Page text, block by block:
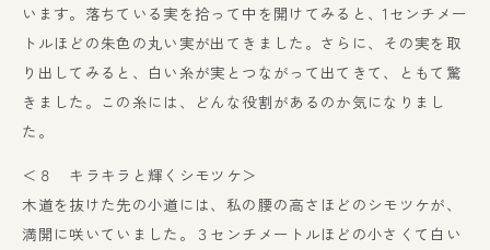
います。落ちている実を拾って中を開けてみると、1センチメー
トルほどの朱色の丸い実が出てきました。さらに、その実を取
り出してみると、白い糸が実とつながって出てきて、ともて驚
きました。この糸には、どんな役割があるのか気になりまし
た。
＜８ キラキラと輝くシモツケ＞
木道を抜けた先の小道には、私の腰の高さほどのシモツケが、
満開に咲いていました。３センチメートルほどの小さくて白い